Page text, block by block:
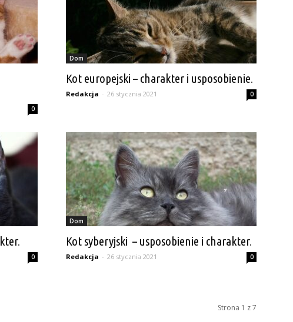
0
Dom
Kot europejski – charakter i usposobienie.
Redakcja - 26 stycznia 2021 0
0
Dom
Kot syberyjski – usposobienie i charakter.
Redakcja - 26 stycznia 2021 0
Strona 1 z 7